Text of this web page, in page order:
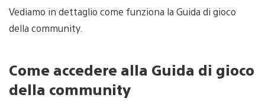
Vediamo in dettaglio come funziona la Guida di gioco
della community.
Come accedere alla Guida di gioco
della community